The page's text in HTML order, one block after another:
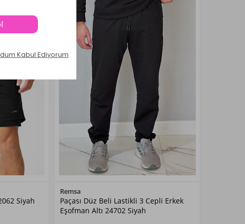
Siyah Siyah
Remsa
Paçası Düz Beli Lastikli 3 Cepli Erkek
Eşofman Altı 24702 Siyah